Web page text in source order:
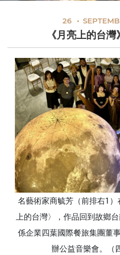
26
《月亮上的台
名藝術家商毓芳（前排右1
上的台灣〉，作品回到故鄉
係企業四葉國際餐旅集團董
辦公益音樂會。（